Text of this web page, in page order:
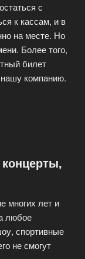
с
к кассам, и в
на месте. Но
Более того,
билет
компанию.
многих лет и
любое
спортивные
не смогут